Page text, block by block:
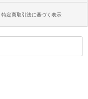
特定商取引法に基づく表示